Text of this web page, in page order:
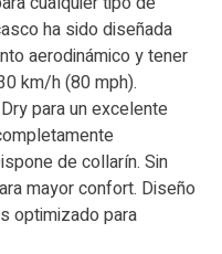
ha sido diseñada
aerodinámico y tener
km/h (80 mph).
para un excelente
de collarín. Sin
mayor confort. Diseño
optimizado para